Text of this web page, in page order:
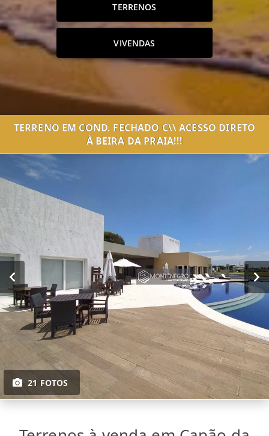
TERRENOS
VIVENDAS
TERRENO EM COND. FECHADO C\\ ACESSO DIRETO
À BEIRA DA PRAIA!!!
21 FOTOS